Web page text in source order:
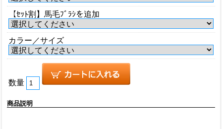
【ｾｯﾄ割】馬毛ﾌﾞﾗｼを追加
カラー／サイズ
数量
商品説明